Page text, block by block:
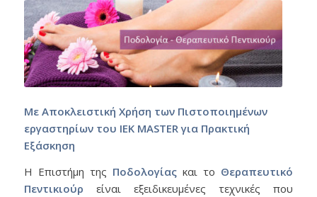
Με Αποκλειστική Χρήση των Πιστοποιημένων
εργαστηρίων του ΙΕΚ MASTER για Πρακτική
Εξάσκηση
Η Επιστήμη της Ποδολογίας και το Θεραπευτικό
Πεντικιούρ είναι εξειδικευμένες τεχνικές που